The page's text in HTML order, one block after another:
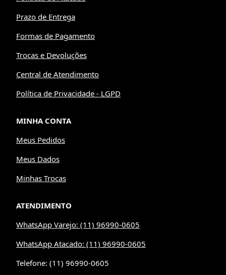
Prazo de Entrega
Formas de Pagamento
Trocas e Devoluções
Central de Atendimento
Política de Privacidade - LGPD
MINHA CONTA
Meus Pedidos
Meus Dados
Minhas Trocas
ATENDIMENTO
WhatsApp Varejo: (11) 96990-0605
WhatsApp Atacado: (11) 96990-0605
Telefone: (11) 96990-0605